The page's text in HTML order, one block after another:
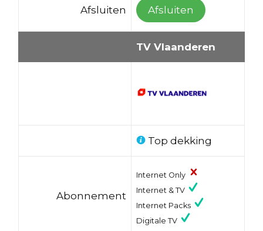
Afsluiten Afsluiten
TV Vlaanderen
Top dekking
Abonnement
Internet Only
Internet & TV
Internet Packs
Digitale TV